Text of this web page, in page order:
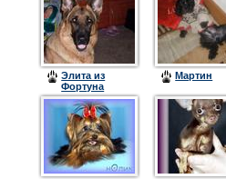
Элита из
Фортуна
Мерди
Мартин